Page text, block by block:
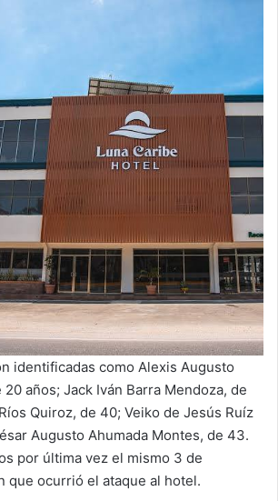
identificadas como Alexis Augusto
años; Jack Iván Barra Mendoza, de
Quiroz, de 40; Veiko de Jesús Ruíz
Augusto Ahumada Montes, de 43.
por última vez el mismo 3 de
que ocurrió el ataque al hotel.